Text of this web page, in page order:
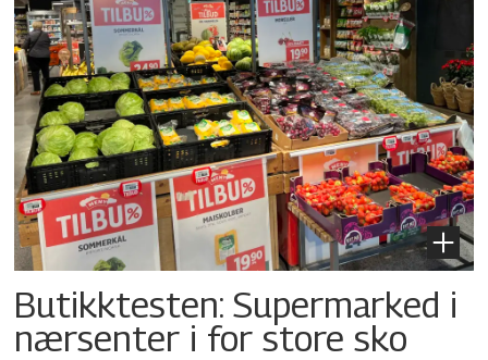
Butikktesten: Supermarked i
nærsenter i for store sko